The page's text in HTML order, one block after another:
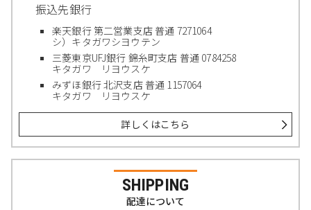
振込先銀行
楽天銀行 第二営業支店 普通 7271064
シ）キタガワシヨウテン
三菱東京UFJ銀行 錦糸町支店 普通 0784258
キタガワ リヨウスケ
みずほ銀行 北沢支店 普通 1157064
キタガワ リヨウスケ
詳しくはこちら
SHIPPING
配達について